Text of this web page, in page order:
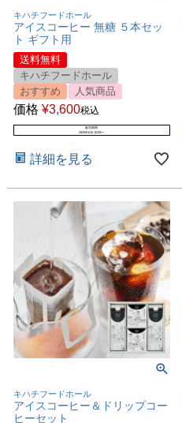
キハチフードホール
アイスコーヒー 無糖 ５本セッ
ト ギフト用
送料無料
キハチフードホール
おすすめ
人気商品
価格 ¥3,600税込
販売期間
2025/01/10 10:00〜
詳細を見る
キハチフードホール
アイスコーヒー＆ドリップコー
ヒーセット